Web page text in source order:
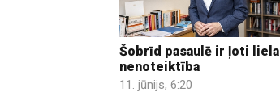
Šobrīd pasaulē ir ļoti liela
nenoteiktība
11. jūnijs, 6:20